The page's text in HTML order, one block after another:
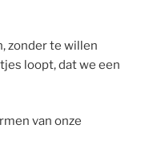
zonder te willen
loopt, dat we een
van onze